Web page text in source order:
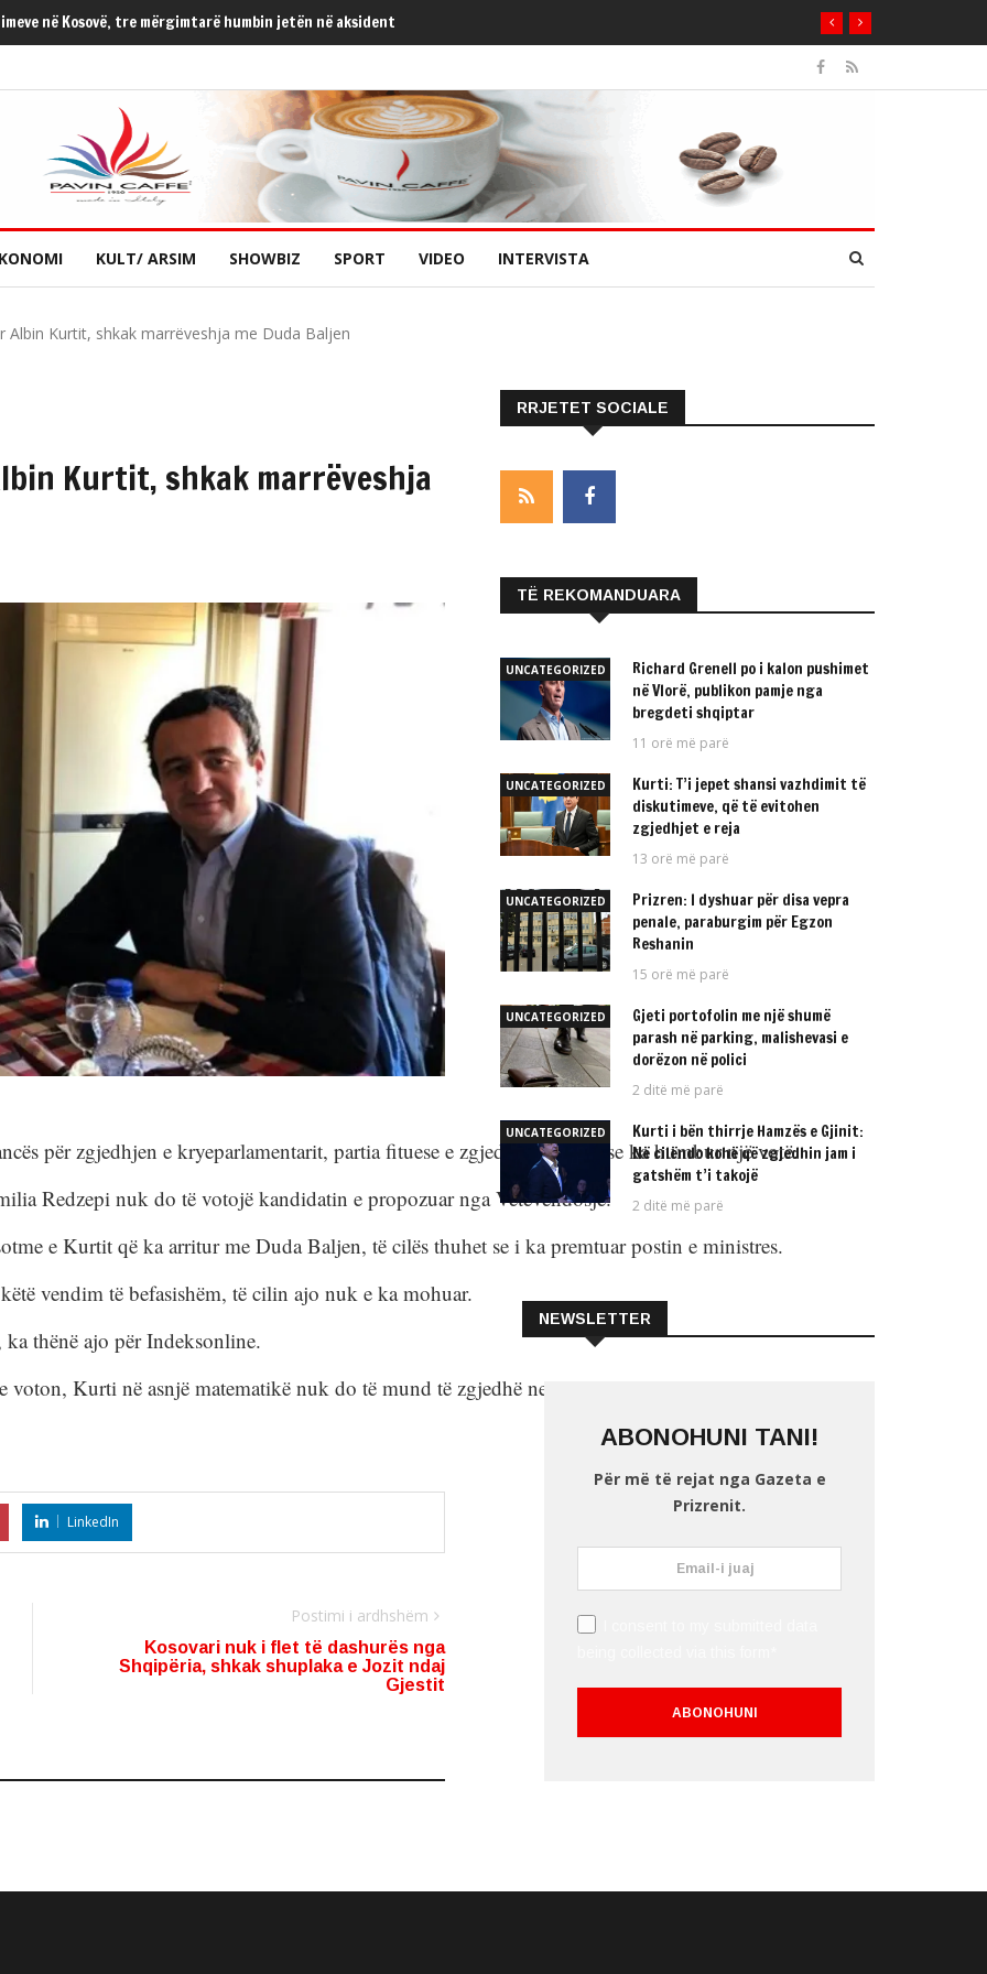
në Kosovë, tre mërgimtarë humbin jetën në aksident
KULT/ ARSIM SHOWBIZ SPORT VIDEO INTERVISTA
Albin Kurtit, shkak marrëveshja me Duda Baljen
Kurtit, shkak marrëveshja
për zgjedhjen e kryeparlamentarit, partia fituese e zgjedhjeve duket se ka humbur një votë.
Redzepi nuk do të votojë kandidatin e propozuar nga Vetëvendosje.
e Kurtit që ka arritur me Duda Baljen, të cilës thuhet se i ka premtuar postin e ministres.
vendim të befasishëm, të cilin ajo nuk e ka mohuar.
thënë ajo për Indeksonline.
voton, Kurti në asnjë matematikë nuk do të mund të zgjedhë nesër kryeparlamentarin e ri
LinkedIn
Postimi i ardhshëm
Kosovari nuk i flet të dashurës nga
Shqipëria, shkak shuplaka e Jozit ndaj
Gjestit
RRJETET SOCIALE
TË REKOMANDUARA
UNCATEGORIZED
Richard Grenell po i kalon pushimet
në Vlorë, publikon pamje nga
bregdeti shqiptar
11 orë më parë
UNCATEGORIZED
Kurti: T’i jepet shansi vazhdimit të
diskutimeve, që të evitohen
zgjedhjet e reja
13 orë më parë
UNCATEGORIZED
Prizren: I dyshuar për disa vepra
penale, paraburgim për Egzon
Reshanin
15 orë më parë
UNCATEGORIZED
Gjeti portofolin me një shumë
parash në parking, malishevasi e
dorëzon në polici
2 ditë më parë
UNCATEGORIZED
Kurti i bën thirrje Hamzës e Gjinit:
Në cilëndo kohë që zgjedhin jam i
gatshëm t’i takojë
2 ditë më parë
NEWSLETTER
ABONOHUNI TANI!
Për më të rejat nga Gazeta e
Prizrenit.